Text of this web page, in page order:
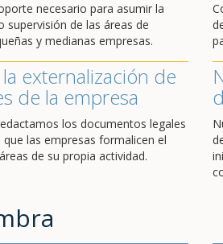
necesario para asumir la
supervisión de las áreas de
y medianas empresas.
externalización de
de la empresa
los documentos legales
las empresas formalicen el
de su propia actividad.